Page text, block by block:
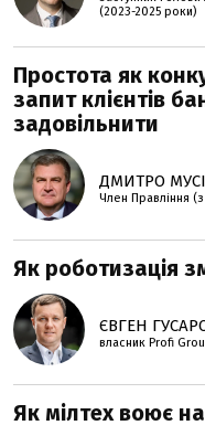
(2023-2025 роки)
Простота як
запит клієнтів
задовільнити
ДМИТРО
Член Правління
Як роботизація
ЄВГЕН
власник Profi
Як мілтех воює